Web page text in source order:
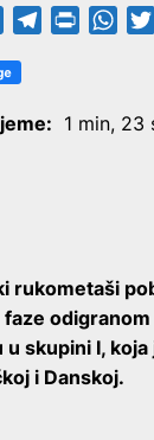
Telegram
1 min, 23
rukometaši
u skupini I,
i Danskoj.